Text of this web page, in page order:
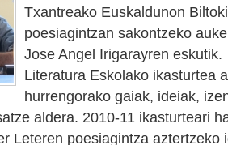
Txantreako Euskaldunon
poesiagintzan sakontzeko
Jose Angel Irigarayren eskutik.
Literatura Eskolako ikasturtea
hurrengorako gaiak, ideiak,
aldera. 2010-11 ikasturteari
Leteren poesiagintza aztertzeko